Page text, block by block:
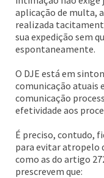
aplicação de multa,
realizada
sua expedição sem
espontaneamente.
O DJE está em
comunicação atuais
comunicação
efetividade aos
É preciso, contudo,
para evitar atropelo
como as do artigo
prescrevem que: